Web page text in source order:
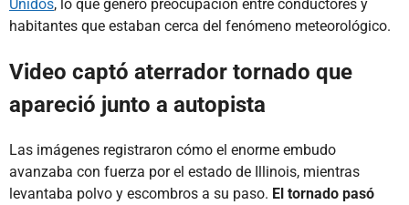
Unidos, lo que generó preocupación entre conductores y
habitantes que estaban cerca del fenómeno meteorológico.
Video captó aterrador tornado que
apareció junto a autopista
Las imágenes registraron cómo el enorme embudo
avanzaba con fuerza por el estado de Illinois, mientras
levantaba polvo y escombros a su paso. El tornado pasó